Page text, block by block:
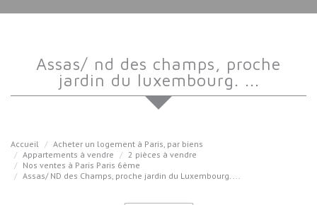
assas/ nd des champs, proche
jardin du luxembourg. ...
Accueil
Acheter un logement à Paris, par biens
Appartements à vendre
2 pièces à vendre
Nos ventes à Paris Paris 6ème
Assas/ ND des Champs, proche jardin du Luxembourg. ...